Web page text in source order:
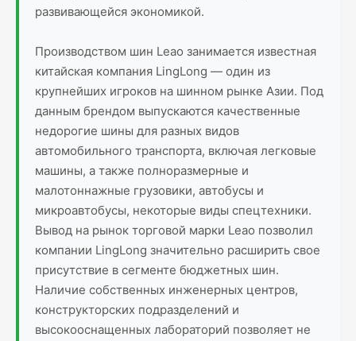
развивающейся экономикой.
Производством шин Leao занимается известная
китайская компания LingLong — один из
крупнейших игроков на шинном рынке Азии. Под
данным брендом выпускаются качественные
недорогие шины для разных видов
автомобильного транспорта, включая легковые
машины, а также полноразмерные и
малотоннажные грузовики, автобусы и
микроавтобусы, некоторые виды спецтехники.
Вывод на рынок торговой марки Leao позволил
компании LingLong значительно расширить свое
присутствие в сегменте бюджетных шин.
Наличие собственных инженерных центров,
конструкторских подразделений и
высокооснащенных лабораторий позволяет не